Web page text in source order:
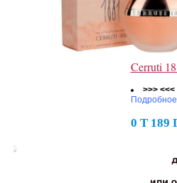
Cerruti
>>> <<<
0 Т 189